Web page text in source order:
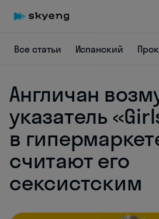
Все статьи Испанский
Англичан
указатель
в
считают его
сексистским
Skyeng Chat